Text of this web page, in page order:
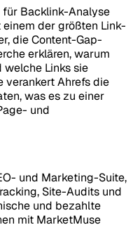
Backlink-Analyse
der größten Link-
die Content-Gap-
erklären, warum
Links sie
verankert Ahrefs die
was es zu einer
und
und Marketing-Suite,
Site-Audits und
und bezahlte
mit MarketMuse